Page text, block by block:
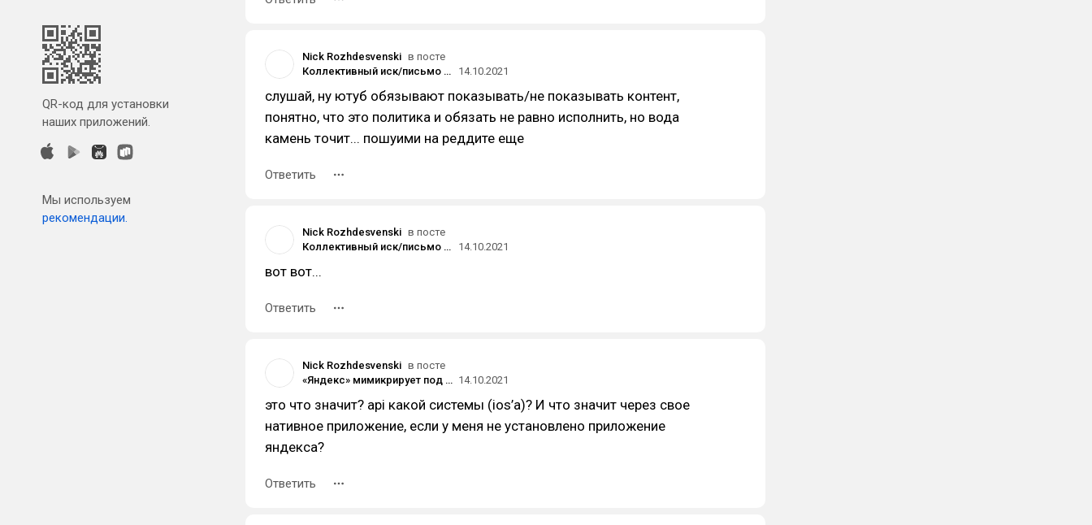
QR-код для установки
наших приложений.
Мы используем
рекомендации.
Nick Rozhdesvenski в посте
Коллективный иск/письмо в ФАС к Facebook от тех, кому ФБ безосновательно забанил рекламный аккаунт
14.10.2021
слушай, ну ютуб обязывают показывать/не показывать контент,
понятно, что это политика и обязать не равно исполнить, но вода
камень точит... пошуими на реддите еще
Ответить
Nick Rozhdesvenski в посте
Коллективный иск/письмо в ФАС к Facebook от тех, кому ФБ безосновательно забанил рекламный аккаунт
14.10.2021
вот вот...
Ответить
Nick Rozhdesvenski в посте
«Яндекс» мимикрирует под системные сообщения Apple — это сильно бесит 14.10.2021
это что значит? api какой системы (ios’а)? И что значит через свое
нативное приложение, если у меня не установлено приложение
яндекса?
Ответить